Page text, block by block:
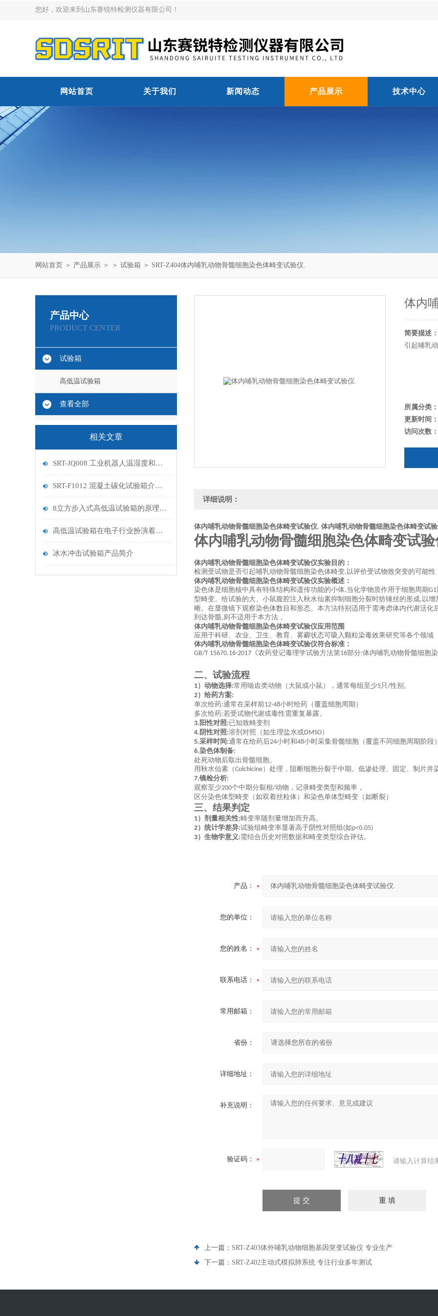
您好，欢迎来到山东赛锐特检测仪器有限公司！
网站首页 关于我们 新闻动态 产品展示 技术中心
网站首页 ＞ 产品展示 ＞ ＞ 试验箱 ＞ SRT-Z404体内哺乳动物骨髓细胞染色体畸变试验仪.
产品中心
PRODUCT CENTER
试验箱
高低温试验箱
查看全部
相关文章
SRT-JQ008 工业机器人温湿度和气压试验箱的应用介绍 符合检测标准
SRT-F1012 混凝土碳化试验箱介绍 操作简单便捷
8立方步入式高低温试验箱的原理是什么 提供技术指导 山东赛锐特
高低温试验箱在电子行业扮演着关键的角色
冰水冲击试验箱产品简介
体内
简要描述：
引起哺乳
所属分类：
更新时间：
访问次数：
详细说明：
体内哺乳动物骨髓细胞染色体畸变试验仪. 体内哺乳动物骨髓细胞染色体畸变试
体内哺乳动物骨髓细胞染色体畸变试验
体内哺乳动物骨髓细胞染色体畸变试验仪实验目的：
检测受试物是否引起哺乳动物骨髓细胞染色体畸变, 以评价受试物致突变的可能性
体内哺乳动物骨髓细胞染色体畸变试验仪实验概述：
染色体是细胞核中具有特殊结构和遗传功能的小体,当化学物质作用于细胞周期G1
型畸变。给试验的大、小鼠腹腔注入秋水仙素抑制细胞分裂时纺锤丝的形成, 以增
晰。在显微镜下观察染色体数目和形态。本方法特别适用于需考虑体内代谢活
到达骨髓,则不适用于本方法，
体内哺乳动物骨髓细胞染色体畸变试验仪应用范围
应用于科研、农业、卫生、教育、雾霾状态可吸入颗粒染毒效果研究等各个领域
体内哺乳动物骨髓细胞染色体畸变试验仪符合标准：
GB/T 15670.16-2017 《农药登记毒理学试验方法第16部分:体内哺乳动物骨髓细胞染
二、试验流程
1）动物选择:常用啮齿类动物（大鼠或小鼠），通常每组至少5只/性别。
2）给药方案:
单次给药:通常在采样前12-48小时给药（覆盖细胞周期）
多次给药:若受试物代谢或毒性需重复暴露。
3. 阳性对照:已知致畸变剂
4. 阴性对照:溶剂对照（如生理盐水或DMSO）
5.采样时间 :通常在给药后24小时和48小时采集骨髓细胞（覆盖不同细胞周期阶段）
6.染色体制备:
处死动物后取出骨髓细胞。
用秋水仙素（Colchicine）处理，阻断细胞分裂于中期。低渗处理、固定、制片并
7.镜检分析:
观察至少200个中期分裂相/动物，记录畸变类型和频率，
区分染色体型畸变（如双着丝粒体）和染色单体型畸变（如断裂）
三、结果判定
1）剂量相关性:畸变率随剂量增加而升高。
2）统计学差异:试验组畸变率显著高于阴性对照组 (如p<0.05)
3）生物学意义:需结合历史对照数据和畸变类型综合评估。
产品：
您的单位：
您的姓名：
联系电话：
常用邮箱：
省份：
详细地址：
补充说明：
验证码： 请输入计算结
上一篇： SRT-Z403体外哺乳动物细胞基因突变试验仪 专业生产
下一篇： SRT-Z402主动式模拟肺系统 专注行业多年测试